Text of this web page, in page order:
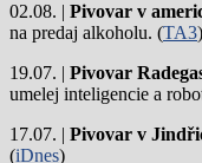
02.08. | Pivovar v
na predaj alkoholu. (TA3)
19.07. | Pivovar
umelej inteligencie a
17.07. | Pivovar v
(iDnes)